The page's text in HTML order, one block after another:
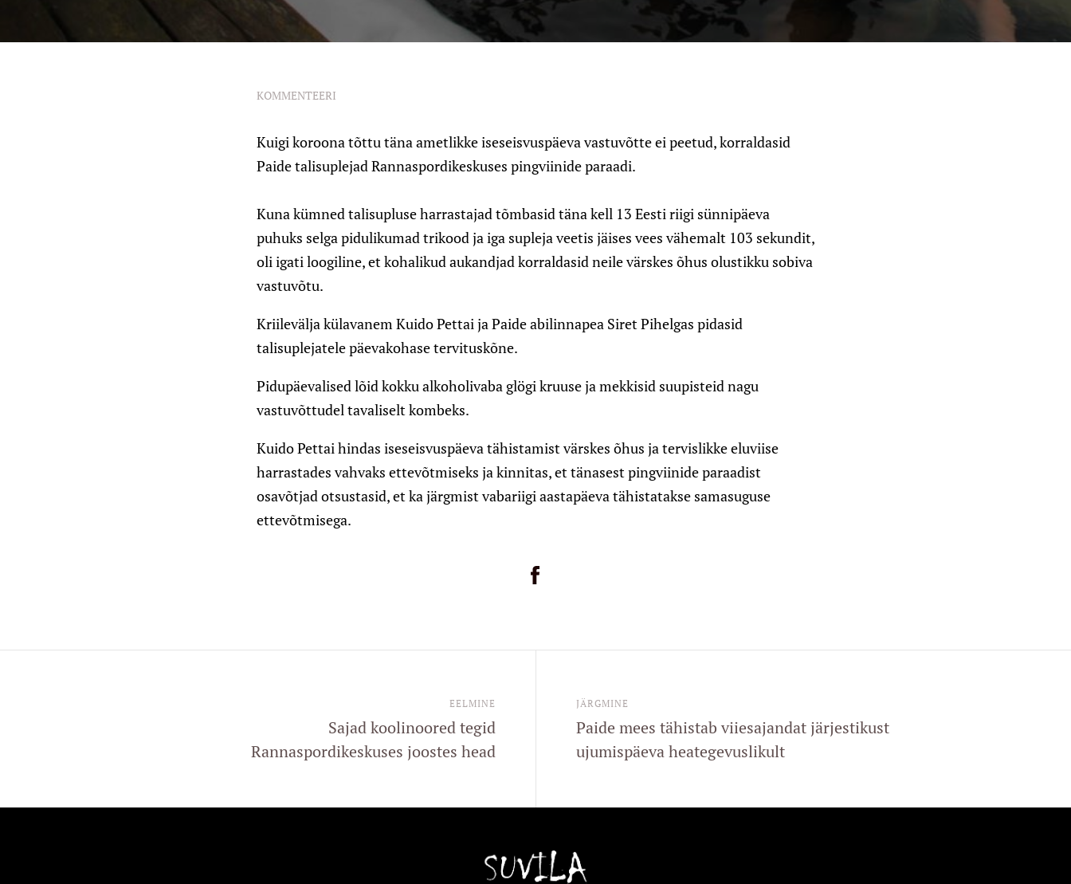
KOMMENTEERI
Kuigi koroona tõttu täna ametlikke iseseisvuspäeva vastuvõtte ei peetud, korraldasid
Paide talisuplejad Rannaspordikeskuses pingviinide paraadi.
Kuna kümned talisupluse harrastajad tõmbasid täna kell 13 Eesti riigi sünnipäeva
puhuks selga pidulikumad trikood ja iga supleja veetis jäises vees vähemalt 103 sekundit,
oli igati loogiline, et kohalikud aukandjad korraldasid neile värskes õhus olustikku sobiva
vastuvõtu.
Kriilevälja külavanem Kuido Pettai ja Paide abilinnapea Siret Pihelgas pidasid
talisuplejatele päevakohase tervituskõne.
Pidupäevalised lõid kokku alkoholivaba glögi kruuse ja mekkisid suupisteid nagu
vastuvõttudel tavaliselt kombeks.
Kuido Pettai hindas iseseisvuspäeva tähistamist värskes õhus ja tervislikke eluviise
harrastades vahvaks ettevõtmiseks ja kinnitas, et tänasest pingviinide paraadist
osavõtjad otsustasid, et ka järgmist vabariigi aastapäeva tähistatakse samasuguse
ettevõtmisega.
EELMINE
Sajad koolinoored tegid
Rannaspordikeskuses joostes head
JÄRGMINE
Paide mees tähistab viiesajandat järjestikust
ujumispäeva heategevuslikult